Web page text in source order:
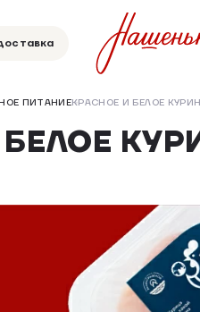
ПИТАНИЕКРАСНОЕ И БЕЛОЕ